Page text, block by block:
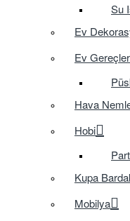
Su
Ev
Ev
Hava
Hobi
Kupa
Mobilya